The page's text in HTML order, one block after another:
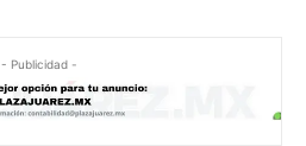
- Publicidad -